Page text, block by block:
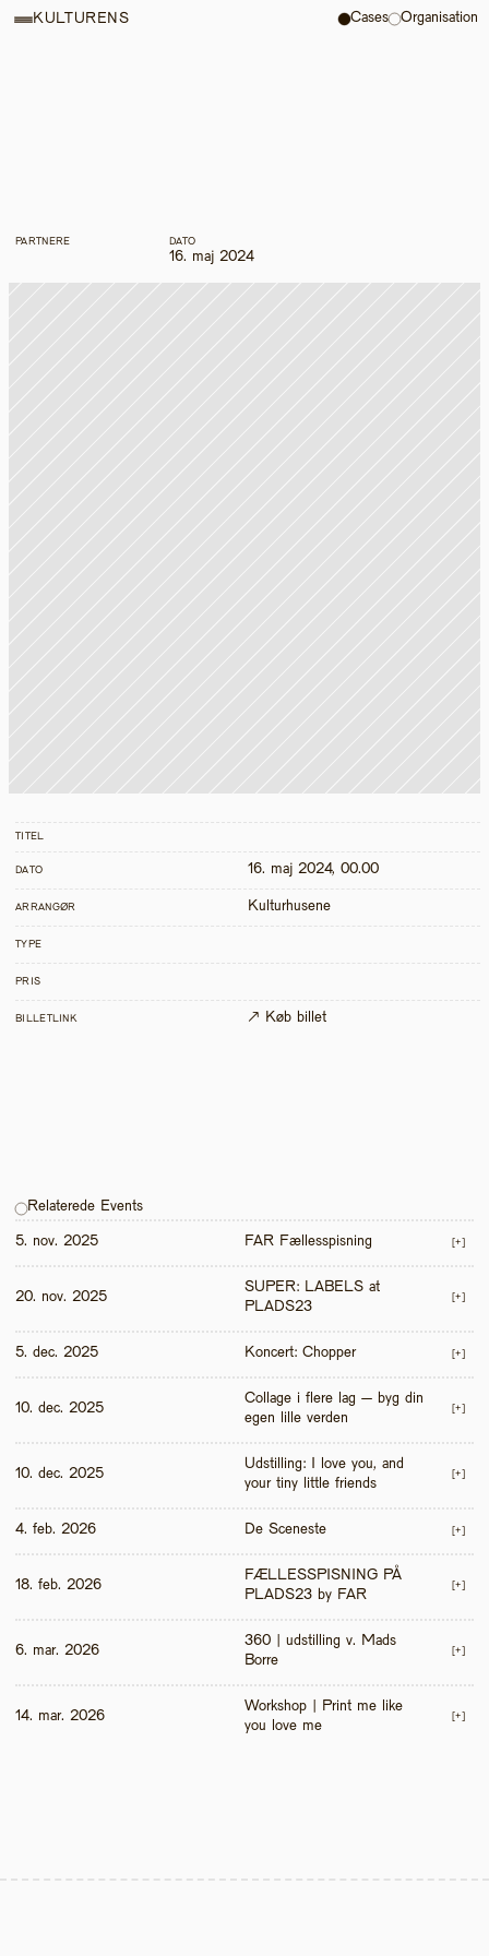
PARTNERE DATO
16. maj 2024
TITEL
DATO 16. maj 2024, 00.00
ARRANGØR Kulturhusene
TYPE
PRIS
BILLETLINK ↗ Køb billet
Relaterede Events
5. nov. 2025 FAR Fællesspisning [+]
20. nov. 2025
SUPER: LABELS at
PLADS23
[+]
5. dec. 2025 Koncert: Chopper [+]
10. dec. 2025
Collage i flere lag – byg din
egen lille verden
[+]
10. dec. 2025
Udstilling: I love you, and
your tiny little friends
[+]
4. feb. 2026 De Sceneste [+]
18. feb. 2026
FÆLLESSPISNING PÅ
PLADS23 by FAR
[+]
6. mar. 2026
360 | udstilling v. Mads
Borre
[+]
14. mar. 2026
Workshop | Print me like
you love me
[+]
KULTURENS Cases Organisation